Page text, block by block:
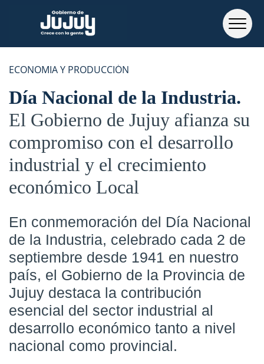
ECONOMIA Y PRODUCCIÓN
Día Nacional de la Industria
El Gobierno de Jujuy afianza su
compromiso con el desarrollo
industrial y el crecimiento
económico Local
En conmemoración del Día Nacional
de la Industria, celebrado cada 2 de
septiembre desde 1941 en nuestro
país, el Gobierno de la Provincia de
Jujuy destaca la contribución
esencial del sector industrial al
desarrollo económico tanto a nivel
nacional como provincial.